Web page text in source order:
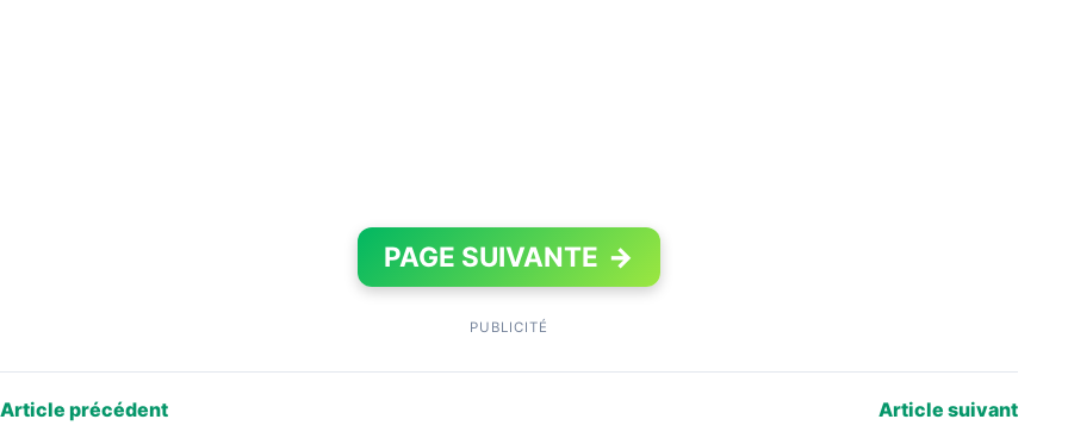
PAGE SUIVANTE →
PUBLICITÉ
Article précédent Article suivant